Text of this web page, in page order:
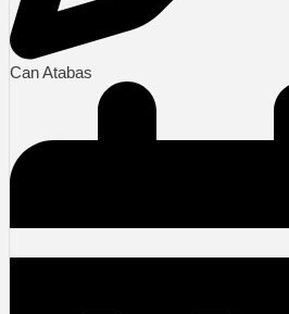
Can Atabas